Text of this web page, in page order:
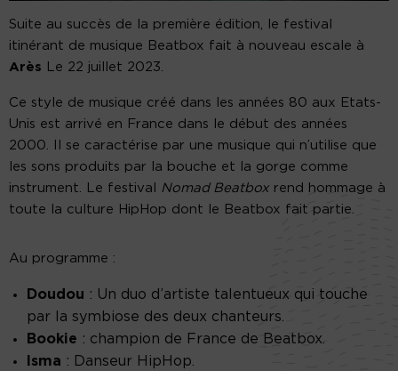
Suite au succès de la première édition, le festival
itinérant de musique Beatbox fait à nouveau escale à
Arès Le 22 juillet 2023.
Ce style de musique créé dans les années 80 aux Etats-
Unis est arrivé en France dans le début des années
2000. Il se caractérise par une musique qui n’utilise que
les sons produits par la bouche et la gorge comme
instrument. Le festival Nomad Beatboxrend hommage à
toute la culture HipHop dont le Beatbox fait partie.
Au programme :
Doudou : Un duo d’artiste talentueux qui touche
par la symbiose des deux chanteurs.
Bookie : champion de France de Beatbox.
Isma : Danseur HipHop.